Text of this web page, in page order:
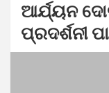
ଆର୍ଯ୍ୟନ
ପ୍ରଦର୍ଶନୀ